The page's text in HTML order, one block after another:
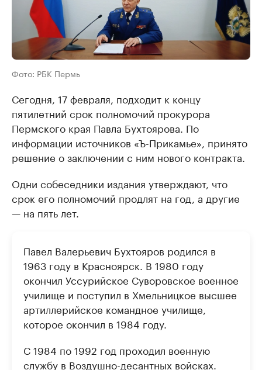
Фото: РБК Пермь
Сегодня, 17 февраля, подходит к концу
пятилетний срок полномочий прокурора
Пермского края Павла Бухтоярова. По
информации источников «Ъ-Прикамье», принято
решение о заключении с ним нового контракта.
Одни собеседники издания утверждают, что
срок его полномочий продлят на год, а другие
— на пять лет.
Павел Валерьевич Бухтояров родился в
1963 году в Красноярск. В 1980 году
окончил Уссурийское Суворовское военное
училище и поступил в Хмельницкое высшее
артиллерийское командное училище,
которое окончил в 1984 году.
С 1984 по 1992 год проходил военную
службу в Воздушно-десантных войсках.